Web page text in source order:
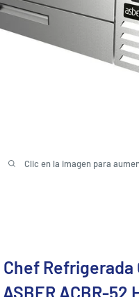
Clic en la imagen para
Chef Refrigerada
ACBR-52